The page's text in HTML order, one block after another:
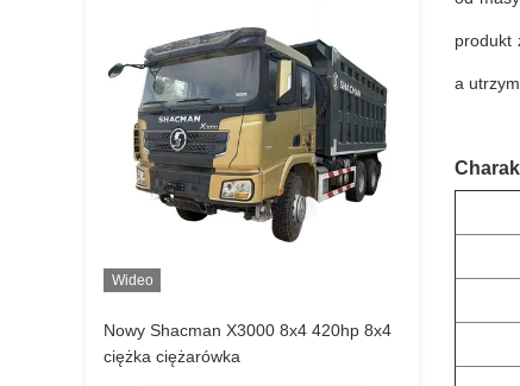
Wideo
Nowy Shacman X3000 8x4 420hp 8x4
ciężka ciężarówka
produkt
a